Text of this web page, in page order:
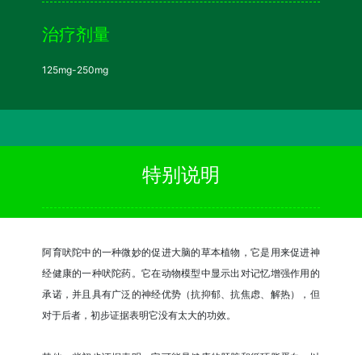
治疗剂量
125mg-250mg
特别说明
阿育吠陀中的一种微妙的促进大脑的草本植物，它是用来促进神
经健康的一种吠陀药。它在动物模型中显示出对记忆增强作用的
承诺，并且具有广泛的神经优势（抗抑郁、抗焦虑、解热），但
对于后者，初步证据表明它没有太大的功效。